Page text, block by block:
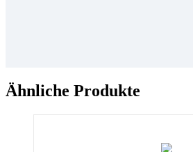
Ähnliche Produkte